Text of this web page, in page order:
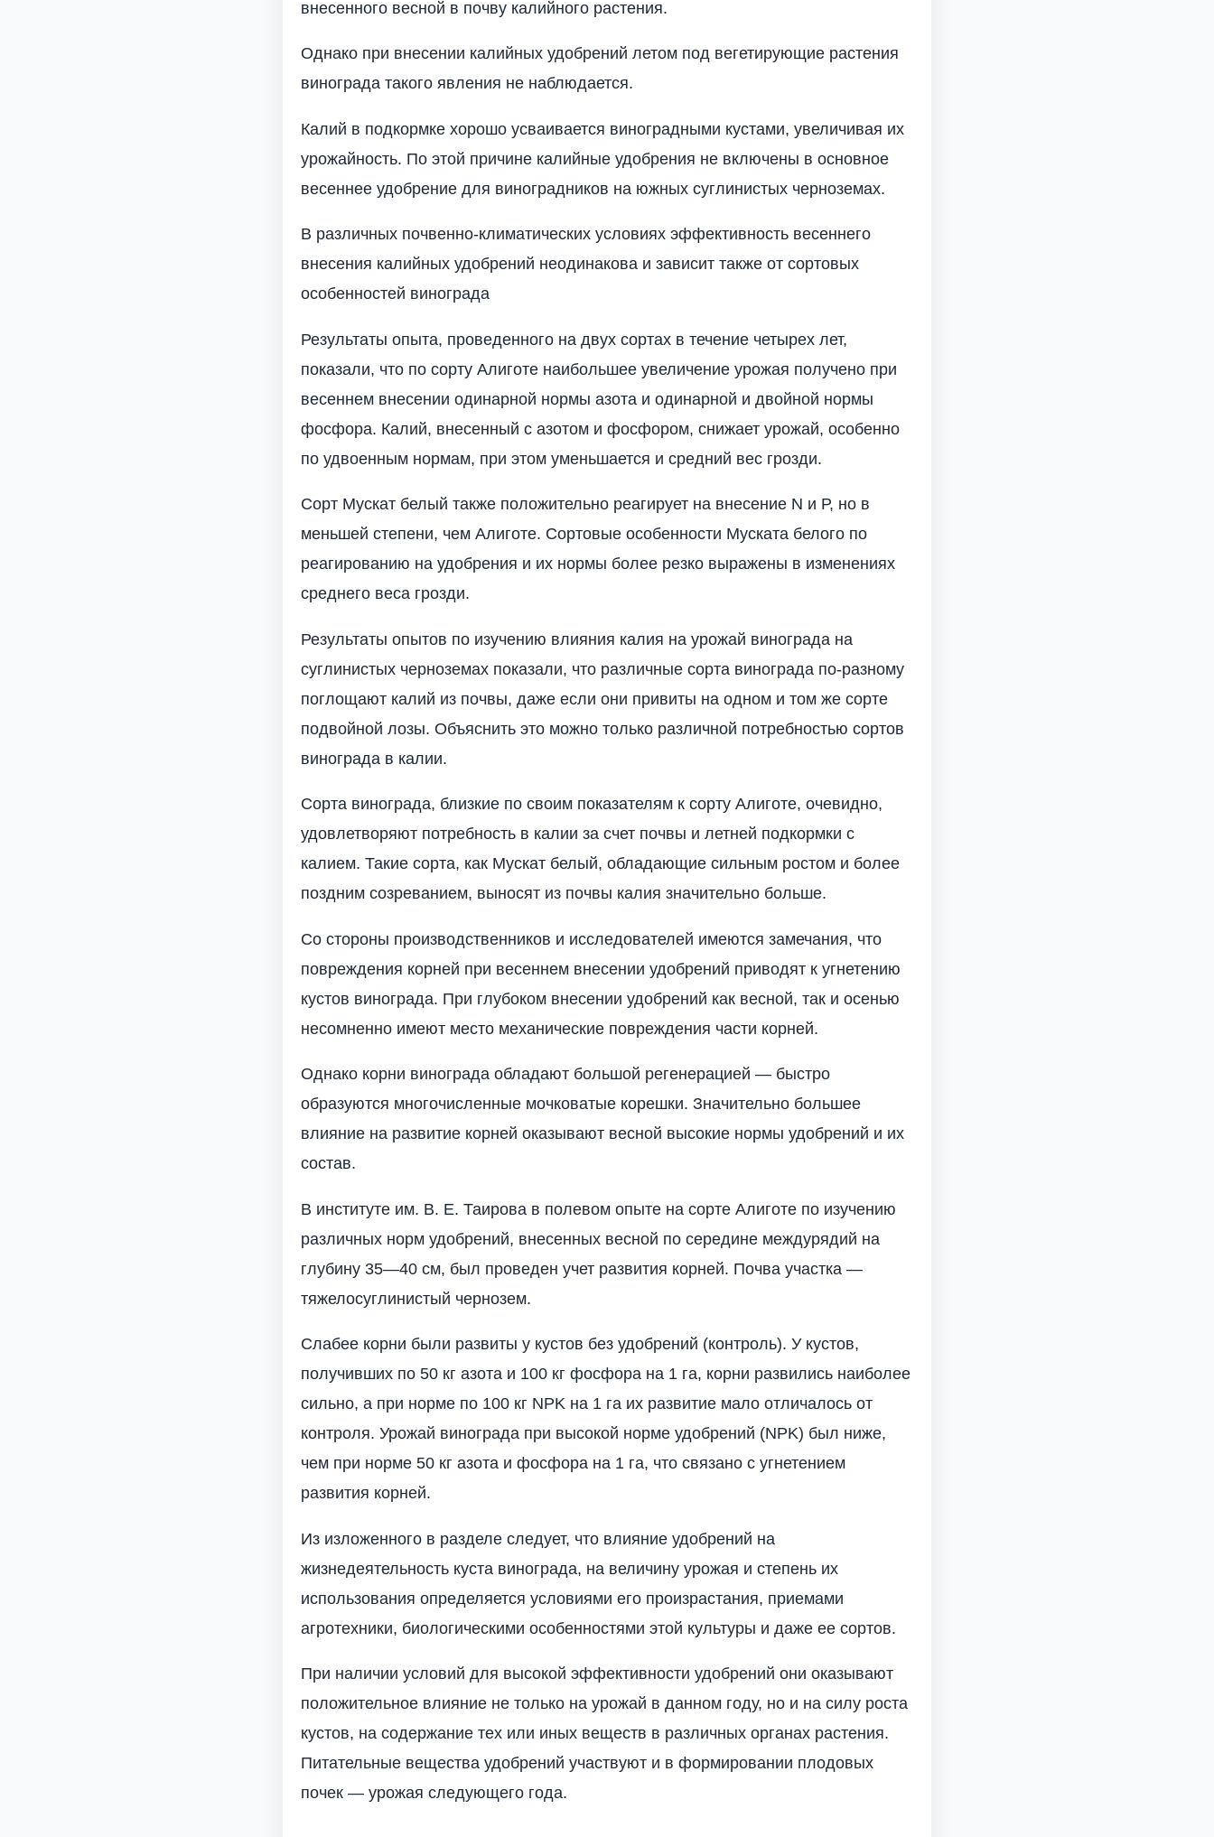
внесенного весной в почву калийного растения.
Однако при внесении калийных удобрений летом под вегетирующие растения
винограда такого явления не на­блюдается.
Калий в подкормке хорошо усваивается виноградными кустами, увеличивая их
урожайность. По этой причине калийные удобрения не включены в основное
весеннее удобре­ние для виноградников на южных суглинистых черно­земах.
В различных почвенно-климатических условиях эф­фективность весеннего
внесения калийных удобрений не­одинакова и зависит также от сортовых
особенностей ви­нограда
Результаты опыта, проведенного на двух сортах в те­чение четырех лет,
показали, что по сорту Алиготе наи­большее увеличение урожая получено при
весеннем внесении одинарной нормы азота и одинарной и двойной нормы
фосфора. Калий, внесенный с азотом и фосфо­ром, снижает урожай, особенно
по удвоенным нормам, при этом уменьшается и средний вес грозди.
Сорт Мус­кат белый также положительно реагирует на внесение N и Р, но в
меньшей степени, чем Алиготе. Сортовые особенности Муската белого по
реагированию на удобрения и их нормы более резко вы­ражены в изменениях
среднего веса грозди.
Результаты опытов по изучению влияния калия на урожай винограда на
суглинистых черноземах показали, что различные сорта винограда по-разному
поглощают калий из почвы, даже если они привиты на одном и том же сорте
подвойной лозы. Объяснить это можно только различной потребностью сортов
винограда в калии.
Сорта винограда, близкие по своим показателям к сорту Али­готе, очевидно,
удовлетворяют потребность в калии за счет почвы и летней подкормки с
калием. Такие сорта, как Мускат белый, обладающие сильным ростом и более
поздним созреванием, выносят из почвы калия значи­тельно больше.
Со стороны производственников и исследователей имеются замечания, что
повреждения корней при весен­нем внесении удобрений приводят к угнетению
кустов винограда. При глубоком внесении удобрений как весной, так и осенью
несомненно имеют место механические повреждения части корней.
Однако корни винограда об­ладают большой регенерацией — быстро
образуются многочисленные мочковатые корешки. Значительно боль­шее
влияние на развитие корней оказывают весной высо­кие нормы удобрений и их
состав.
В институте им. В. Е. Таирова в полевом опыте на сорте Алиготе по изучению
различных норм удобрений, внесенных весной по середине меж­дурядий на
глубину 35—40 см, был проведен учет разви­тия корней. Почва участка —
тяжелосуглинистый черно­зем.
Слабее корни были развиты у кустов без удобрений (контроль). У кустов,
получивших по 50 кг азота и 100 кг фосфора на 1 га, корни развились наиболее
сильно, а при норме по 100 кг NPK на 1 га их развитие мало отлича­лось от
контроля. Урожай винограда при высокой норме удобрений (NPK) был ниже,
чем при норме 50 кг азота и фосфора на 1 га, что связано с угнетением
развития корней.
Из изложенного в разделе следует, что влияние удоб­рений на
жизнедеятельность куста винограда, на величи­ну урожая и степень их
использования определяется ус­ловиями его произрастания, приемами
агротехники, био­логическими особенностями этой культуры и даже ее сор­тов.
При наличии условий для высокой эффективности удобрений они оказывают
положительное влияние не только на урожай в данном году, но и на силу роста
ку­стов, на содержание тех или иных веществ в различных органах растения.
Питательные вещества удобрений уча­ствуют и в формировании плодовых
почек — урожая сле­дующего года.